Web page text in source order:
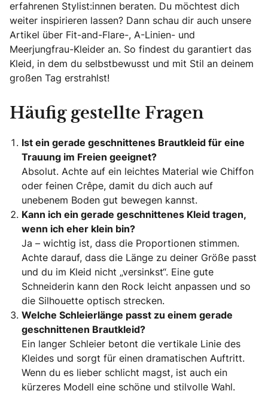
erfahrenen Stylist:innen beraten. Du möchtest dich
weiter inspirieren lassen? Dann schau dir auch unsere
Artikel über Fit-and-Flare-, A-Linien- und
Meerjungfrau-Kleider an. So findest du garantiert das
Kleid, in dem du selbstbewusst und mit Stil an deinem
großen Tag erstrahlst!
Häufig gestellte Fragen
Ist ein gerade geschnittenes Brautkleid für eine
Trauung im Freien geeignet?
Absolut. Achte auf ein leichtes Material wie Chiffon
oder feinen Crêpe, damit du dich auch auf
unebenem Boden gut bewegen kannst.
Kann ich ein gerade geschnittenes Kleid tragen,
wenn ich eher klein bin?
Ja – wichtig ist, dass die Proportionen stimmen.
Achte darauf, dass die Länge zu deiner Größe passt
und du im Kleid nicht „versinkst“. Eine gute
Schneiderin kann den Rock leicht anpassen und so
die Silhouette optisch strecken.
Welche Schleierlänge passt zu einem gerade
geschnittenen Brautkleid?
Ein langer Schleier betont die vertikale Linie des
Kleides und sorgt für einen dramatischen Auftritt.
Wenn du es lieber schlicht magst, ist auch ein
kürzeres Modell eine schöne und stilvolle Wahl.